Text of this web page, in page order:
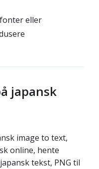
eller
japansk
image to text,
online, hente
tekst, PNG til